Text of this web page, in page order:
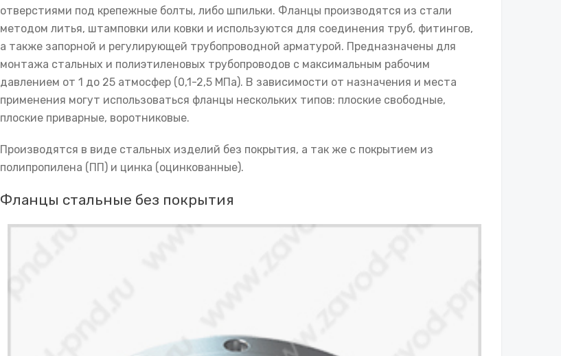
отверстиями под крепежные болты, либо шпильки. Фланцы производятся из стали
методом литья, штамповки или ковки и используются для соединения труб, фитингов,
а также запорной и регулирующей трубопроводной арматурой. Предназначены для
монтажа стальных и полиэтиленовых трубопроводов с максимальным рабочим
давлением от 1 до 25 атмосфер (0,1-2,5 МПа). В зависимости от назначения и места
применения могут использоваться фланцы нескольких типов: плоские свободные,
плоские приварные, воротниковые.
Производятся в виде стальных изделий без покрытия, а так же с покрытием из
полипропилена (ПП) и цинка (оцинкованные).
Фланцы стальные без покрытия